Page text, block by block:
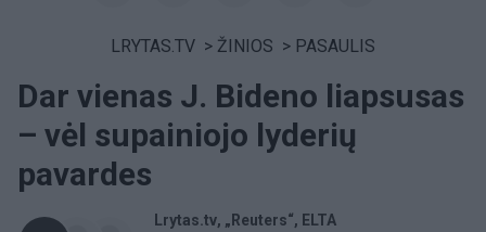
LRYTAS.TV > ŽINIOS > PASAULIS
Dar vienas J. Bideno liapsusas
– vėl supainiojo lyderių
pavardes
Lrytas.tv „Reuters“
ELTA